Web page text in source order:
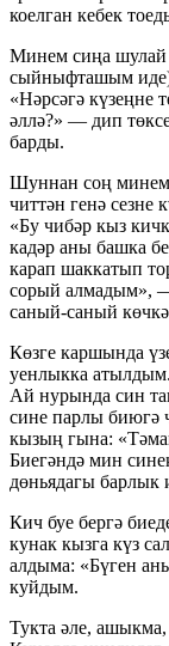
коелган кебек
Минем сиңа
сыйныфташым иде)
«Нәрсәгә күзеңне
әллә?» — дип
барды.
Шуннан соң минем
читтән генә сезне
«Бу чибәр кыз
кадәр аны башка
карап шаккатып
сорый алмадым»,
саный-саный
Көзге каршында
уенлыкка
Ай нурында син
сине парлы
кызың гына:
Биегәндә мин
дөньядагы барлык
Кич буе бергә
кунак кызга күз
алдыма: «Бүген
куйдым.
Тукта әле, ашыкма,